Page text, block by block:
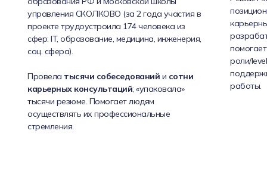
роли/
работы.
управления СКОЛКОВО (за 2 года участия в
проекте трудоустроила 174 человека из
сфер: IT, образование, медицина, инженерия,
соц. сфера).
Провела тысячи собеседований и сотни
карьерных консультаций; «упаковала»
тысячи резюме. Помогает людям
осуществлять их профессиональные
стремления.